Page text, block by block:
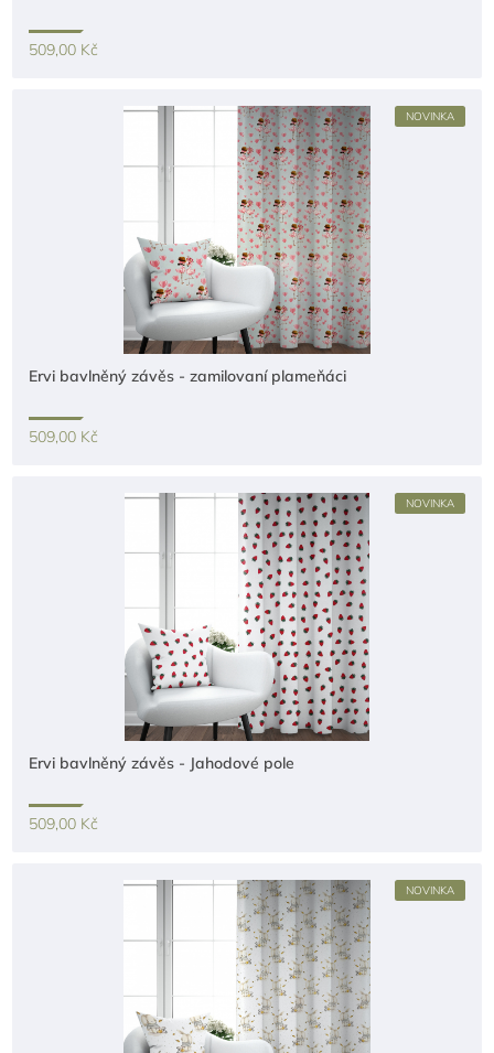
509,00 Kč
NOVINKA
Ervi bavlněný závěs - zamilovaní plameňáci
509,00 Kč
NOVINKA
Ervi bavlněný závěs - Jahodové pole
509,00 Kč
NOVINKA